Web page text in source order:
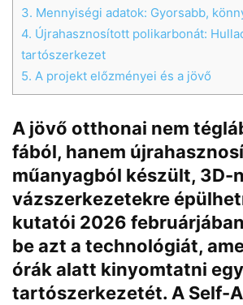
3. Mennyiségi adatok: Gyorsabb,
4. Újrahasznosított polikarbonát:
tartószerkezet
5. A projekt előzményei és a jövő
A jövő otthonai nem
fából, hanem
műanyagból készült,
vázszerkezetekre
kutatói 2026
be azt a technológiát,
órák alatt kinyomtatni
tartószerkezetét. A Self-
Chat
Helló! Miben segíthetek ma?